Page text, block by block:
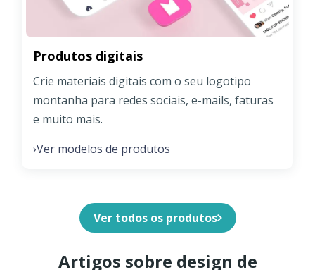
Produtos digitais
Crie materiais digitais com o seu logotipo
montanha para redes sociais, e-mails, faturas
e muito mais.
›Ver modelos de produtos
Ver todos os produtos
Artigos sobre design de